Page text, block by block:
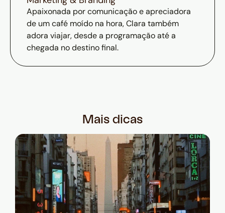
Apaixonada por comunicação e apreciadora
de um café moído na hora, Clara também
adora viajar, desde a programação até a
chegada no destino final.
Mais dicas